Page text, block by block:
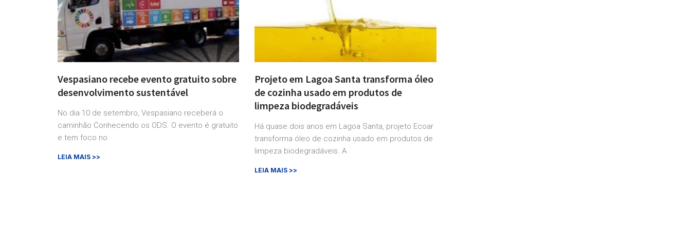
Vespasiano recebe evento gratuito sobre
desenvolvimento sustentável
No dia 10 de setembro, Vespasiano receberá o
caminhão Conhecendo os ODS. O evento é gratuito
e tem foco no
LEIA MAIS >>
Projeto em Lagoa Santa transforma óleo
de cozinha usado em produtos de
limpeza biodegradáveis
Há quase dois anos em Lagoa Santa, projeto Ecoar
transforma óleo de cozinha usado em produtos de
limpeza biodegradáveis. A
LEIA MAIS >>